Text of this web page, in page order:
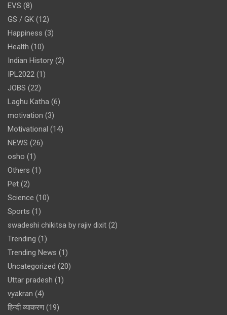
EVS (8)
GS / GK (12)
Happiness (3)
Health (10)
Indian History (2)
IPL2022 (1)
JOBS (22)
Laghu Katha (6)
motivation (3)
Motivational (14)
NEWS (26)
osho (1)
Others (1)
Pet (2)
Science (10)
Sports (1)
swadeshi chikitsa by rajiv dixit (2)
Trending (1)
Trending News (1)
Uncategorized (20)
Uttar pradesh (1)
vyakran (4)
हिन्दी व्याकरण(19)